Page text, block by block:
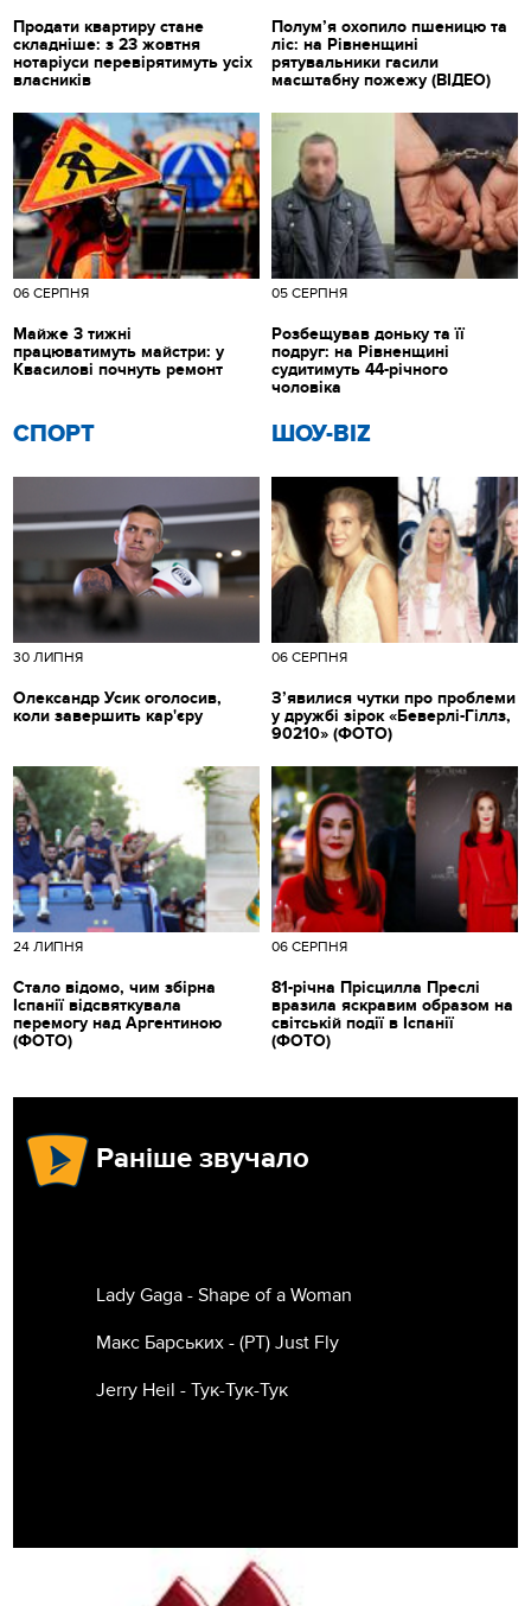
Продати квартиру стане
складніше: з 23 жовтня
нотаріуси перевірятимуть усіх
власників
Полум’я охопило пшеницю та
ліс: на Рівненщині
рятувальники гасили
масштабну пожежу (ВІДЕО)
СПОРТ
30 ЛИПНЯ
Олександр Усик оголосив,
коли завершить кар'єру
ШОУ-BIZ
06 СЕРПНЯ
З’явилися чутки про проблеми
у дружбі зірок «Беверлі-Гіллз,
90210» (ФОТО)
06 СЕРПНЯ
Майже 3 тижні
працюватимуть майстри: у
Квасилові почнуть ремонт
05 СЕРПНЯ
Розбещував доньку та її
подруг: на Рівненщині
судитимуть 44-річного
чоловіка
24 ЛИПНЯ
Стало відомо, чим збірна
Іспанії відсвяткувала
перемогу над Аргентиною
(ФОТО)
06 СЕРПНЯ
81-річна Прісцилла Преслі
вразила яскравим образом на
світській події в Іспанії
(ФОТО)
Раніше звучало
Lady Gaga - Shape of a Woman
Макс Барських - (РТ) Just Fly
Jerry Heil - Тук-Тук-Тук